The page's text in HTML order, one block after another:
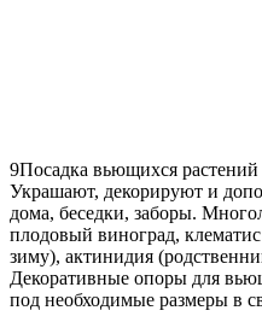
9Посадка вьющихся растений
Украшают, декорируют и
дома, беседки, заборы.
плодовый виноград,
зиму), актинидия
Декоративные опоры для
под необходимые размеры в